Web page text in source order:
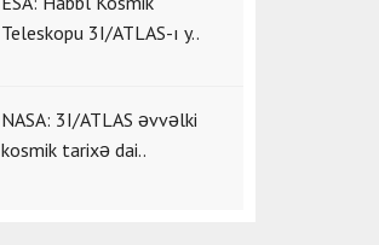
Teleskopu 3I/ATLAS-ı y..
NASA: 3I/ATLAS əvvəlki
kosmik tarixə dai..